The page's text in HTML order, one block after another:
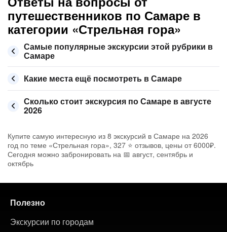
путешественников по Самаре в
категории «Стрельная гора»
Самые популярные экскурсии этой рубрики в
Самаре
Какие места ещё посмотреть в Самаре
Сколько стоит экскурсия по Самаре в августе
2026
Купите самую интересную из 8 экскурсий в Самаре на 2026
год по теме «Стрельная гора», 327 ⭐ отзывов, цены от 6000₽.
Сегодня можно забронировать на 📅 август, сентябрь и
октябрь
Полезно
Экскурсии по городам